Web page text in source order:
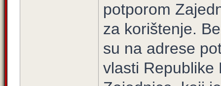
potporom
za korištenje.
su na adrese
vlasti Republike